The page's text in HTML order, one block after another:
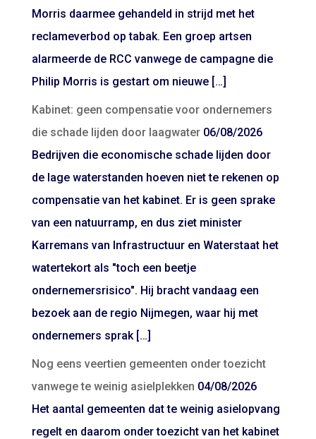
Morris daarmee gehandeld in strijd met het
reclameverbod op tabak. Een groep artsen
alarmeerde de RCC vanwege de campagne die
Philip Morris is gestart om nieuwe […]
Kabinet: geen compensatie voor ondernemers
die schade lijden door laagwater 06/08/2026
Bedrijven die economische schade lijden door
de lage waterstanden hoeven niet te rekenen op
compensatie van het kabinet. Er is geen sprake
van een natuurramp, en dus ziet minister
Karremans van Infrastructuur en Waterstaat het
watertekort als "toch een beetje
ondernemersrisico". Hij bracht vandaag een
bezoek aan de regio Nijmegen, waar hij met
ondernemers sprak […]
Nog eens veertien gemeenten onder toezicht
vanwege te weinig asielplekken 04/08/2026
Het aantal gemeenten dat te weinig asielopvang
regelt en daarom onder toezicht van het kabinet